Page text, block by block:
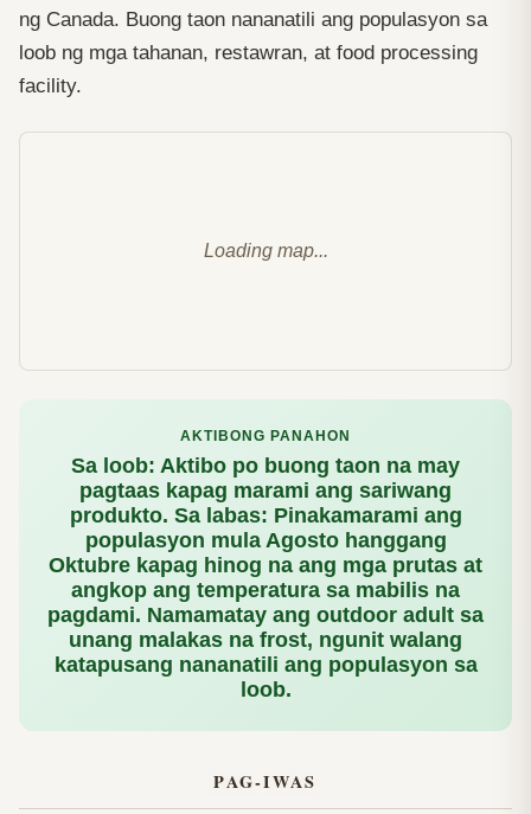
ng Canada. Buong taon nananatili ang populasyon sa
loob ng mga tahanan, restawran, at food processing
facility.
Loading map...
AKTIBONG PANAHON
Sa loob: Aktibo po buong taon na may
pagtaas kapag marami ang sariwang
produkto. Sa labas: Pinakamarami ang
populasyon mula Agosto hanggang
Oktubre kapag hinog na ang mga prutas at
angkop ang temperatura sa mabilis na
pagdami. Namamatay ang outdoor adult sa
unang malakas na frost, ngunit walang
katapusang nananatili ang populasyon sa
loob.
PAG-IWAS